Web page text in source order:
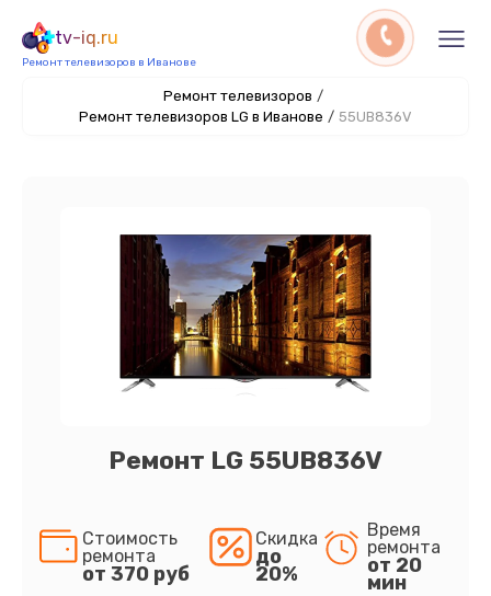
tv-iq.ru
Ремонт телевизоров в Иванове
Ремонт телевизоров /
Ремонт телевизоров LG в Иванове / 55UB836V
Ремонт LG 55UB836V
Стоимость
ремонта
от 370 руб
Скидка
до
20%
Время
ремонта
от 20
мин